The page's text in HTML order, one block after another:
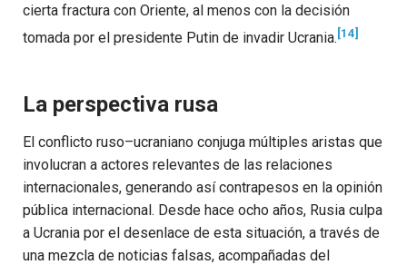
cierta fractura con Oriente, al menos con la decisión
tomada por el presidente Putin de invadir Ucrania. [14]
La perspectiva rusa
El conflicto ruso–ucraniano conjuga múltiples aristas que
involucran a actores relevantes de las relaciones
internacionales, generando así contrapesos en la opinión
pública internacional. Desde hace ocho años, Rusia culpa
a Ucrania por el desenlace de esta situación, a través de
una mezcla de noticias falsas, acompañadas del